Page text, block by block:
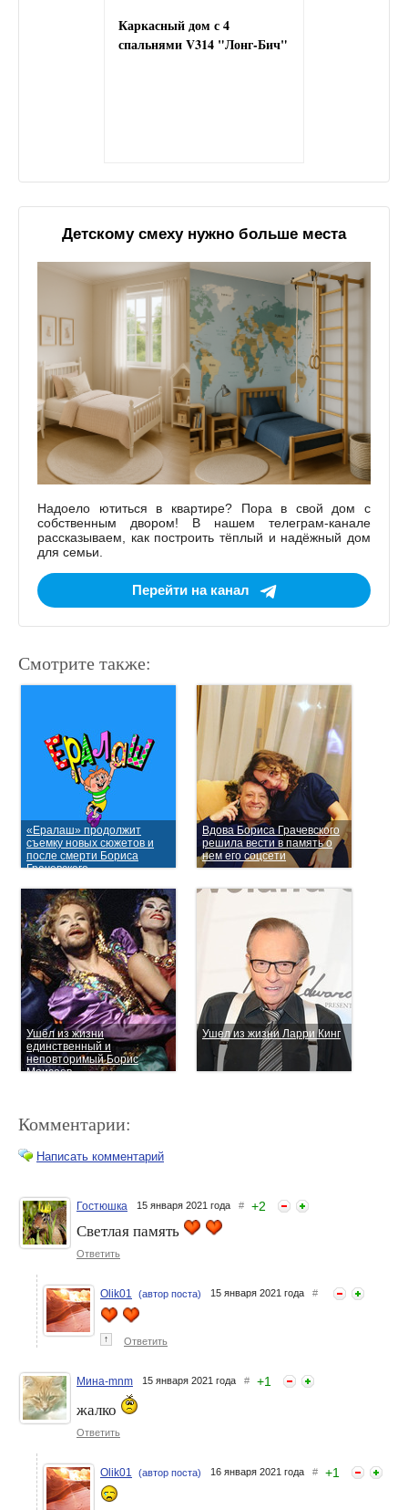
Каркасный дом с 4
спальнями V314 "Лонг-Бич"
Детскому смеху нужно больше места
Надоело ютиться в квартире? Пора в свой дом с
собственным двором! В нашем телеграм-канале
рассказываем, как построить тёплый и надёжный дом
для семьи.
Перейти на канал
Смотрите также:
«Ералаш» продолжит
съемку новых сюжетов и
после смерти Бориса
Грачевского
Вдова Бориса Грачевского
решила вести в память о
нем его соцсети
Ушёл из жизни
единственный и
неповторимый Борис
Моисеев...
Ушел из жизни Ларри Кинг
Ушел из жизни Владимир
Жириновский
Ушел из жизни великий
Ушел из жизни Серджио
Росси
Комментарии:
Написать комментарий
Гостюшка 15 января 2021 года # +2
Светлая память
Ответить
Olik01 (автор поста) 15 января 2021 года #
↑ Ответить
Мина-mnm 15 января 2021 года # +1
жалко
Ответить
Olik01 (автор поста) 16 января 2021 года # +1